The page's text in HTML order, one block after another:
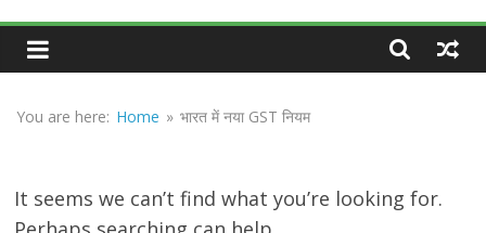
MGNEWSINDIA
Sach
You are here: Home » भारत में नया GST नियम
It seems we can’t find what you’re looking for.